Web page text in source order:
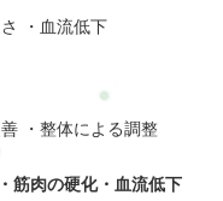
・血流低下
・整体による調整
筋肉の硬化・血流低下